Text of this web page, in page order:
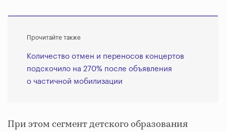
Прочитайте также
Количество отмен и переносов концертов
подскочило на 270% после объявления
о частичной мобилизации
При этом сегмент детского образования